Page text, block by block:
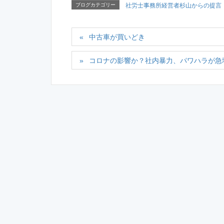
ブログカテゴリー 社労士事務所経営者杉山からの提言
中古車が買いどき
コロナの影響か？社内暴力、パワハラが急